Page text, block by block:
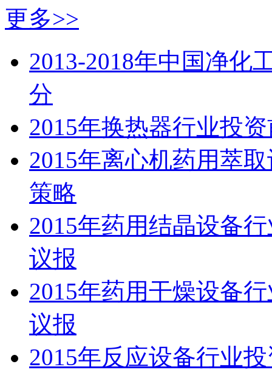
更多>>
2013-2018年中国净化
分
2015年换热器行业投
2015年离心机药用萃
策略
2015年药用结晶设备
议报
2015年药用干燥设备
议报
2015年反应设备行业